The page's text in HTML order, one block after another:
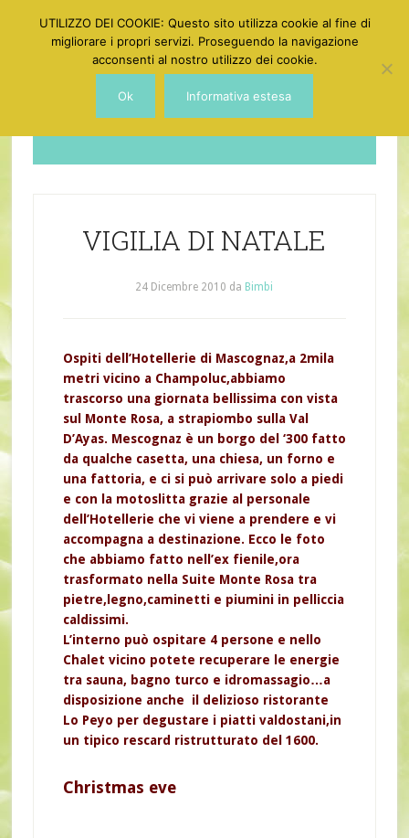
Dotgirl
VIGILIA DI NATALE
24 Dicembre 2010 da Bimbi
Ospiti dell’Hotellerie di Mascognaz,a 2mila
metri vicino a Champoluc,abbiamo
trascorso una giornata bellissima con vista
sul Monte Rosa, a strapiombo sulla Val
D’Ayas. Mescognaz è un borgo del ‘300 fatto
da qualche casetta, una chiesa, un forno e
una fattoria, e ci si può arrivare solo a piedi
e con la motoslitta grazie al personale
dell’Hotellerie che vi viene a prendere e vi
accompagna a destinazione. Ecco le foto
che abbiamo fatto nell’ex fienile,ora
trasformato nella Suite Monte Rosa tra
pietre,legno,caminetti e piumini in pelliccia
caldissimi.
L’interno può ospitare 4 persone e nello
Chalet vicino potete recuperare le energie
tra sauna, bagno turco e idromassagio…a
disposizione anche il delizioso ristorante
Lo Peyo per degustare i piatti valdostani,in
un tipico rescard ristrutturato del 1600.
Christmas eve
UTILIZZO DEI COOKIE: Questo sito utilizza cookie al fine di
migliorare i propri servizi. Proseguendo la navigazione
acconsenti al nostro utilizzo dei cookie.
Ok Informativa estesa